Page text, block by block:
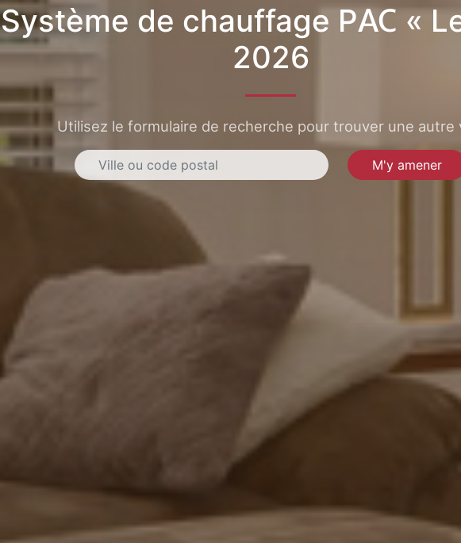
Système de chauffage PAC «
2026
Utilisez le formulaire de recherche pour trouver une autre
M'y amener